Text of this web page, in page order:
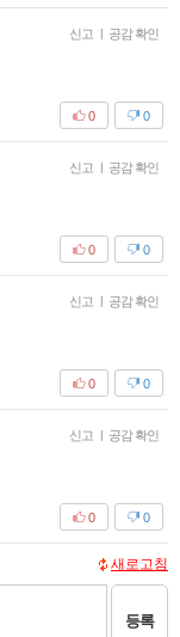
신고 공감 확인
0
0
신고 공감 확인
0
0
신고 공감 확인
0
0
신고 공감 확인
0
0
새로고침
등록